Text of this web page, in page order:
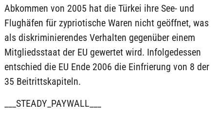
Abkommen von 2005 hat die Türkei ihre See- und
Flughäfen für zypriotische Waren nicht geöffnet, was
als diskriminierendes Verhalten gegenüber einem
Mitgliedsstaat der EU gewertet wird. Infolgedessen
entschied die EU Ende 2006 die Einfrierung von 8 der
35 Beitrittskapiteln.
___STEADY_PAYWALL___